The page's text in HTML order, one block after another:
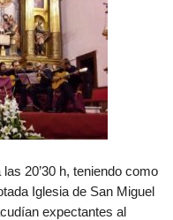
20’30 h, teniendo como
Iglesia de San Miguel
expectantes al